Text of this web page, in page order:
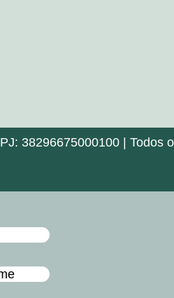
38296675000100 | Todos